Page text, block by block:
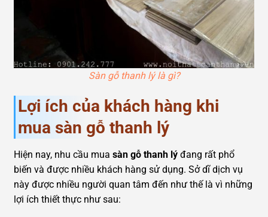
Sàn gỗ thanh lý là gì?
Lợi ích của khách hàng khi
mua sàn gỗ thanh lý
Hiện nay, nhu cầu mua sàn gỗ thanh lý đang rất phổ
biến và được nhiều khách hàng sử dụng. Sở dĩ dịch vụ
này được nhiều người quan tâm đến như thế là vì những
lợi ích thiết thực như sau: